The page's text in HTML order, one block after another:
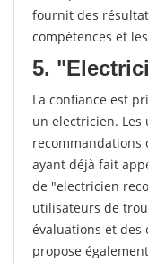
fournit des
compétences et
5.
La confiance est
un electricien.
recommandations
ayant déjà fait
de "electricien
utilisateurs de
évaluations et des
propose